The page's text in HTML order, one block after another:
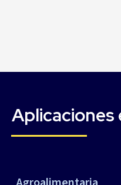
Aplicaciones